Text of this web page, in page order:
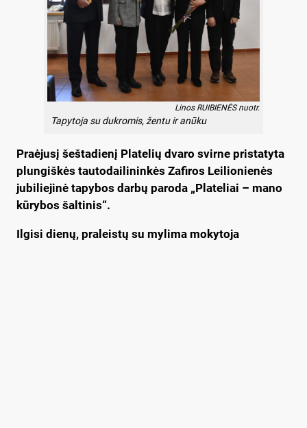
Linos RUIBIENĖS nuotr.
Tapytoja su dukromis, žentu ir anūku
Praėjusį šeštadienį Platelių dvaro svirne pristatyta
plungiškės tautodailininkės Zafiros Leilionienės
jubiliejinė tapybos darbų paroda „Plateliai – mano
kūrybos šaltinis“.
Ilgisi dienų, praleistų su mylima mokytoja